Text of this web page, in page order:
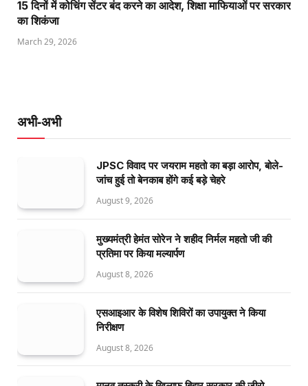
15 दिनों में कोचिंग सेंटर बंद करने का आदेश, शिक्षा माफियाओं पर सरकार
का शिकंजा
March 29, 2026
अभी-अभी
JPSC विवाद पर जयराम महतो का बड़ा आरोप, बोले-
जांच हुई तो बेनकाब होंगे कई बड़े चेहरे
August 9, 2026
मुख्यमंत्री हेमंत सोरेन ने शहीद निर्मल महतो जी की
प्रतिमा पर किया मल्यार्पण
August 8, 2026
एसआइआर के विशेष शिविरों का उपायुक्त ने किया
निरीक्षण
August 8, 2026